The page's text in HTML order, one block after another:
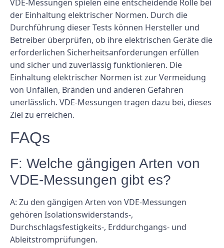
VDE-Messungen spielen eine entscheidende Rolle bei
der Einhaltung elektrischer Normen. Durch die
Durchführung dieser Tests können Hersteller und
Betreiber überprüfen, ob ihre elektrischen Geräte die
erforderlichen Sicherheitsanforderungen erfüllen
und sicher und zuverlässig funktionieren. Die
Einhaltung elektrischer Normen ist zur Vermeidung
von Unfällen, Bränden und anderen Gefahren
unerlässlich. VDE-Messungen tragen dazu bei, dieses
Ziel zu erreichen.
FAQs
F: Welche gängigen Arten von
VDE-Messungen gibt es?
A: Zu den gängigen Arten von VDE-Messungen
gehören Isolationswiderstands-,
Durchschlagsfestigkeits-, Erddurchgangs- und
Ableitstromprüfungen.